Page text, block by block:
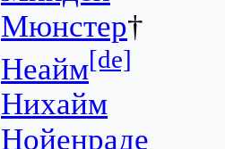
Мюнстер†
Неайм[de]
Нихайм
Нойенраде